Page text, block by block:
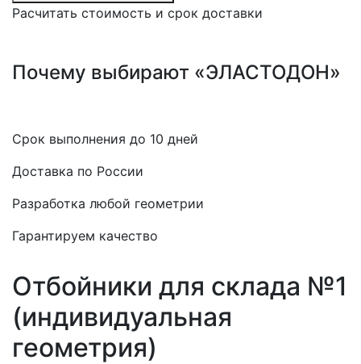
Расчитать стоимость и срок доставки
Почему выбирают «ЭЛАСТОДОН»
Срок выполнения до 10 дней
Доставка по России
Разработка любой геометрии
Гарантируем качество
Отбойники для склада №1
(индивидуальная
геометрия)